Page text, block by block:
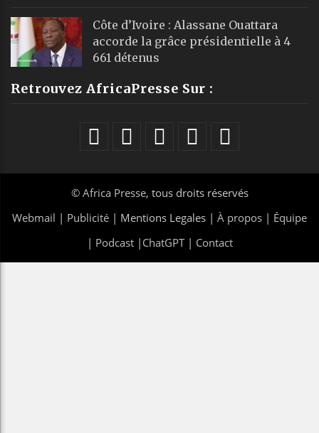
Côte d’Ivoire : Alassane Ouattara
accorde la grâce présidentielle à 4
661 détenus
Retrouvez AfricaPresse Sur :
© Africa Presse, tous droits réservés
Webmail | Publicité | Mentions Legales | À propos | Équipe
| Podcast| ChatGPT| Contact